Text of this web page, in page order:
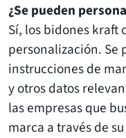
¿Se pueden
Sí, los bidones kraft
personalización. Se
instrucciones de
y otros datos
las empresas que
marca a través de